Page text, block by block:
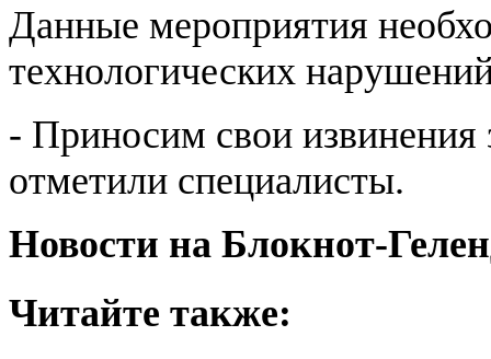
Данные мероприятия
технологических
- Приносим свои извинения
отметили специалисты.
Новости на Блoкнoт-
Читайте также: